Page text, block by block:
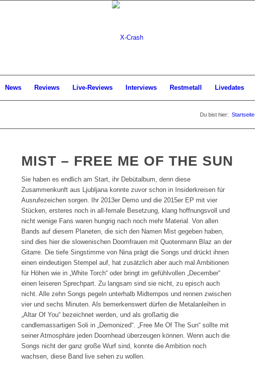
News Reviews Live-Reviews Interviews Restmetall Livedates
Du bist hier: Startseite
MIST – FREE ME OF THE SUN
Sie haben es endlich am Start, ihr Debütalbum, denn diese
Zusammenkunft aus Ljubljana konnte zuvor schon in Insiderkreisen für
Ausrufezeichen sorgen. Ihr 2013er Demo und die 2015er EP mit vier
Stücken, ersteres noch in all-female Besetzung, klang hoffnungsvoll und
nicht wenige Fans waren hungrig nach noch mehr Material. Von allen
Bands auf diesem Planeten, die sich den Namen Mist gegeben haben,
sind dies hier die slowenischen Doomfrauen mit Quotenmann Blaz an der
Gitarre. Die tiefe Singstimme von Nina prägt die Songs und drückt ihnen
einen eindeutigen Stempel auf, hat zusätzlich aber auch mal Ambitionen
für Höhen wie in „White Torch“ oder bringt im gefühlvollen „December“
einen leiseren Sprechpart. Zu langsam sind sie nicht, zu episch auch
nicht. Alle zehn Songs pegeln unterhalb Midtempos und rennen zwischen
vier und sechs Minuten. Als bemerkenswert dürfen die Metalanleihen in
„Altar Of You“ bezeichnet werden, und als großartig die
candlemassartigen Soli in „Demonized“. „Free Me Of The Sun“ sollte mit
seiner Atmosphäre jeden Doomhead überzeugen können. Wenn auch die
Songs nicht der ganz große Wurf sind, konnte die Ambition noch
wachsen, diese Band live sehen zu wollen.